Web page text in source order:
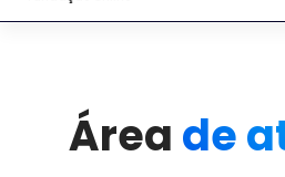
Criamos oportunidade, ajudando
Conheça a FVE
Área de